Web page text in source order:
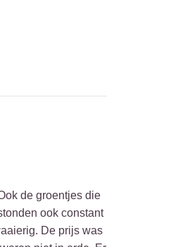
de groentjes die
ook constant
De prijs was